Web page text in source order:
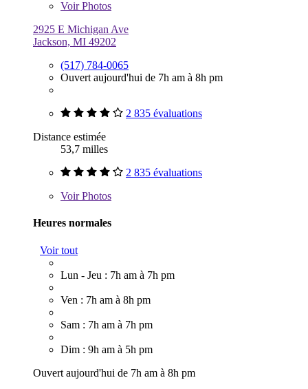
VoirPhotos
2925 E Michigan Ave
Jackson, MI 49202
(517) 784-0065
Ouvert aujourd'hui de 7h am à 8h pm
2 835 évaluations
Distance estimée
53,7 milles
2 835 évaluations
VoirPhotos
Heures normales
Voir tout
Lun - Jeu : 7h am à 7h pm
Ven : 7h am à 8h pm
Sam : 7h am à 7h pm
Dim : 9h am à 5h pm
Ouvert aujourd'hui de 7h am à 8h pm